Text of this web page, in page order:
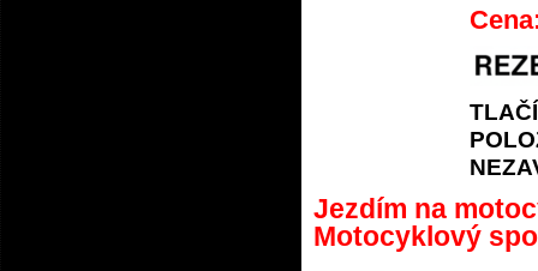
Jezdím na
Motocyklový